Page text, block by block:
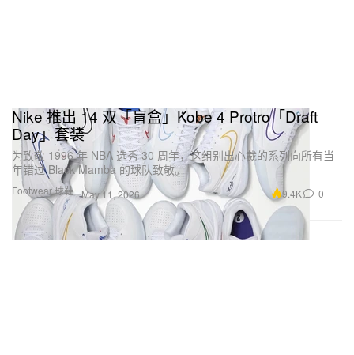
Footwear 球鞋
Nike 推出 14 双「盲盒」Kobe 4 Protro「Draft
Day」套装
为致敬 1996 年 NBA 选秀 30 周年，这组别出心裁的系列向所有当
年错过 Black Mamba 的球队致敬。
May 11, 2026 9.4K 0